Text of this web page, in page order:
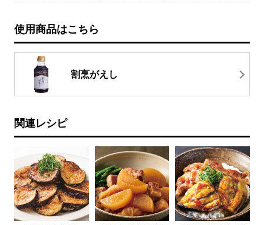
使用商品はこちら
割烹がえし
関連レシピ